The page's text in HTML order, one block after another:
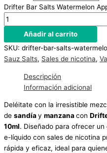
Drifter Bar Salts Watermelon
Añadir al carrito
SKU: drifter-bar-salts-
Sauz Salts, Sales de nicotina,
Descripción
Información adicional
Deléitate con la irresistible
de sandíay manzanacon
10ml. Diseñado para ofrecer
e-líquido con sales de nicotina
rápida y eficaz, ideal para